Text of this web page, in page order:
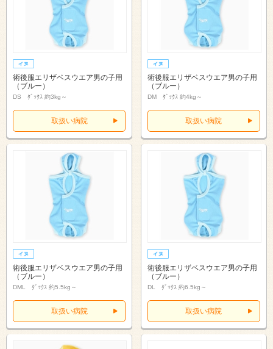
術後服エリザベスウエア男の子用
（ブルー）
DS ﾀﾞｯｸｽ 約3kg～
取扱い病院
術後服エリザベスウエア男の子用
（ブルー）
DM ﾀﾞｯｸｽ 約4kg～
取扱い病院
術後服エリザベスウエア男の子用
（ブルー）
DML ﾀﾞｯｸｽ 約5.5kg～
取扱い病院
術後服エリザベスウエア男の子用
（ブルー）
DL ﾀﾞｯｸｽ 約6.5kg～
取扱い病院